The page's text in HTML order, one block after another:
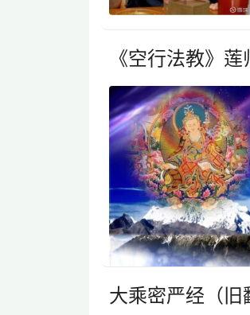
《空行法教》
大乘密严经（旧